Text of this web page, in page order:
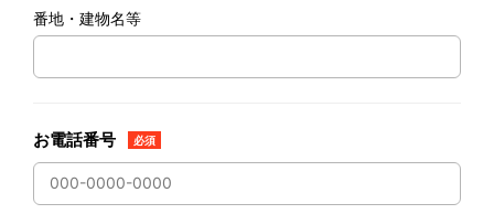
番地・建物名等
お電話番号 必須